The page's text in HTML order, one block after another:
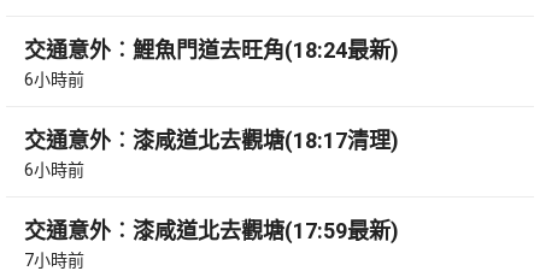
交通意外︰鯉魚門道去旺角(18:24最新)
6小時前
交通意外︰漆咸道北去觀塘(18:17清理)
6小時前
交通意外︰漆咸道北去觀塘(17:59最新)
7小時前